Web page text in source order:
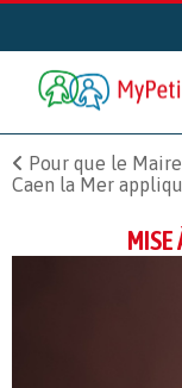
Pour que le
Caen la Mer
MISE